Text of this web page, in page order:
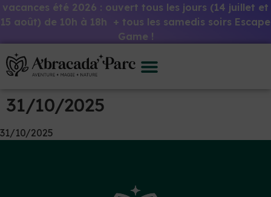
vacances été 2026 : ouvert tous les jours (14 juillet et
15 août) de 10h à 18h + tous les samedis soirs Escape
Game !
31/10/2025
31/10/2025